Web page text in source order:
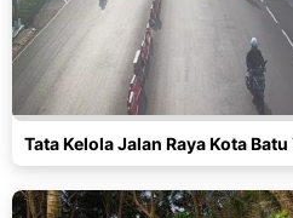
Tata Kelola Jalan Raya Kota